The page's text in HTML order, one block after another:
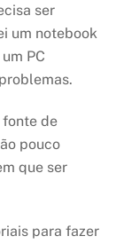
ser
um notebook
PC
fonte de
pouco
que ser
para fazer